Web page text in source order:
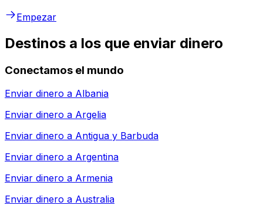
Empezar
Destinos a los que enviar dinero
Conectamos el mundo
Enviar dinero a Albania
Enviar dinero a Argelia
Enviar dinero a Antigua y Barbuda
Enviar dinero a Argentina
Enviar dinero a Armenia
Enviar dinero a Australia